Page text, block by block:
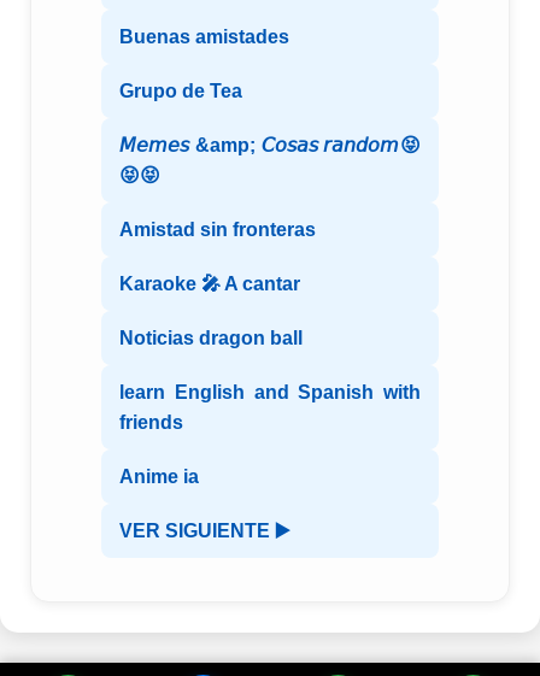
Buenas amistades
Grupo de Tea
𝘔𝘦𝘮𝘦𝘴 &amp; 𝘊𝘰𝘴𝘢𝘴 𝘳𝘢𝘯𝘥𝘰𝘮😝
😝😝
Amistad sin fronteras
Karaoke 🎤 A cantar
Noticias dragon ball
learn English and Spanish with
friends
Anime ia
VER SIGUIENTE ▶️